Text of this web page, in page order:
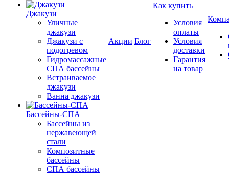
Джакузи
Уличные
джакузи
Джакузи с
подогревом
Гидромассажные
СПА бассейны
Встраиваемое
джакузи
Ванна джакузи
Бассейны-СПА
Бассейны из
нержавеющей
стали
Композитные
бассейны
СПА бассейны
Акции Блог
Как купить
Условия
оплаты
Условия
доставки
Гарантия
на товар